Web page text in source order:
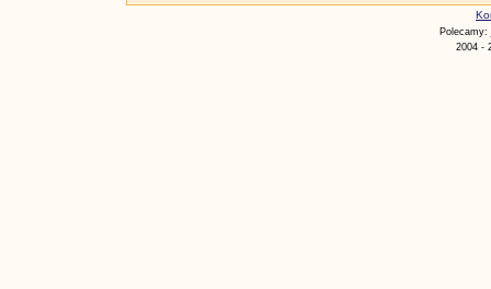
Polecamy:
2004 -